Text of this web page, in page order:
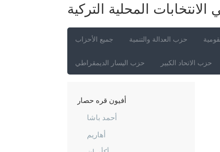
المحلية التركية
جميع الأحزاب حزب العدالة والتنمية
حزب اليسار الديمقراطي حزب الاتحاد الكبير
إسطنبول
أضنة
أفيون قره حصار
أحمد باشا
أهاريم